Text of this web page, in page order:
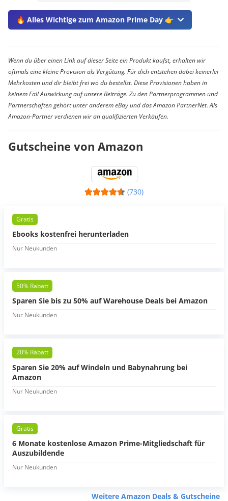
🔥 Alles Wichtige zum Amazon Prime Day 👉
Wenn du über einen Link auf dieser Seite ein Produkt kaufst, erhalten wir
oftmals eine kleine Provision als Vergütung. Für dich entstehen dabei keinerlei
Mehrkosten und dir bleibt frei wo du bestellst. Diese Provisionen haben in
keinem Fall Auswirkung auf unsere Beiträge. Zu den Partnerprogrammen und
Partnerschaften gehört unter anderem eBay und das Amazon PartnerNet. Als
Amazon-Partner verdienen wir an qualifizierten Verkäufen.
Gutscheine von Amazon
(730)
Gratis
Ebooks kostenfrei herunterladen
Nur Neukunden
50% Rabatt
Sparen Sie bis zu 50% auf Warehouse Deals bei Amazon
Nur Neukunden
20% Rabatt
Sparen Sie 20% auf Windeln und Babynahrung bei
Amazon
Nur Neukunden
Gratis
6 Monate kostenlose Amazon Prime-Mitgliedschaft für
Auszubildende
Nur Neukunden
Weitere Amazon Deals & Gutscheine